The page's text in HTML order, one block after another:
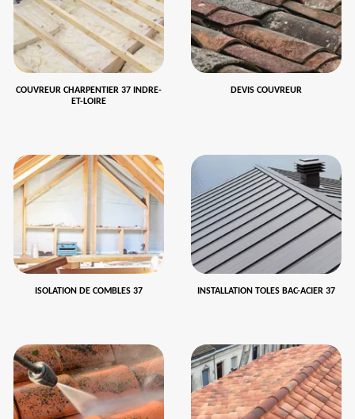
COUVREUR CHARPENTIER 37 INDRE-
ET-LOIRE
DEVIS COUVREUR
ISOLATION DE COMBLES 37 INSTALLATION TOLES BAC-ACIER 37